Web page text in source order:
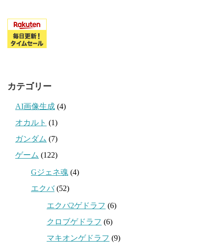
カテゴリー
AI画像生成 (4)
オカルト (1)
ガンダム (7)
ゲーム (122)
Gジェネ魂 (4)
エクバ(52)
エクバ2ゲドラフ (6)
クロブゲドラフ (6)
マキオンゲドラフ (9)